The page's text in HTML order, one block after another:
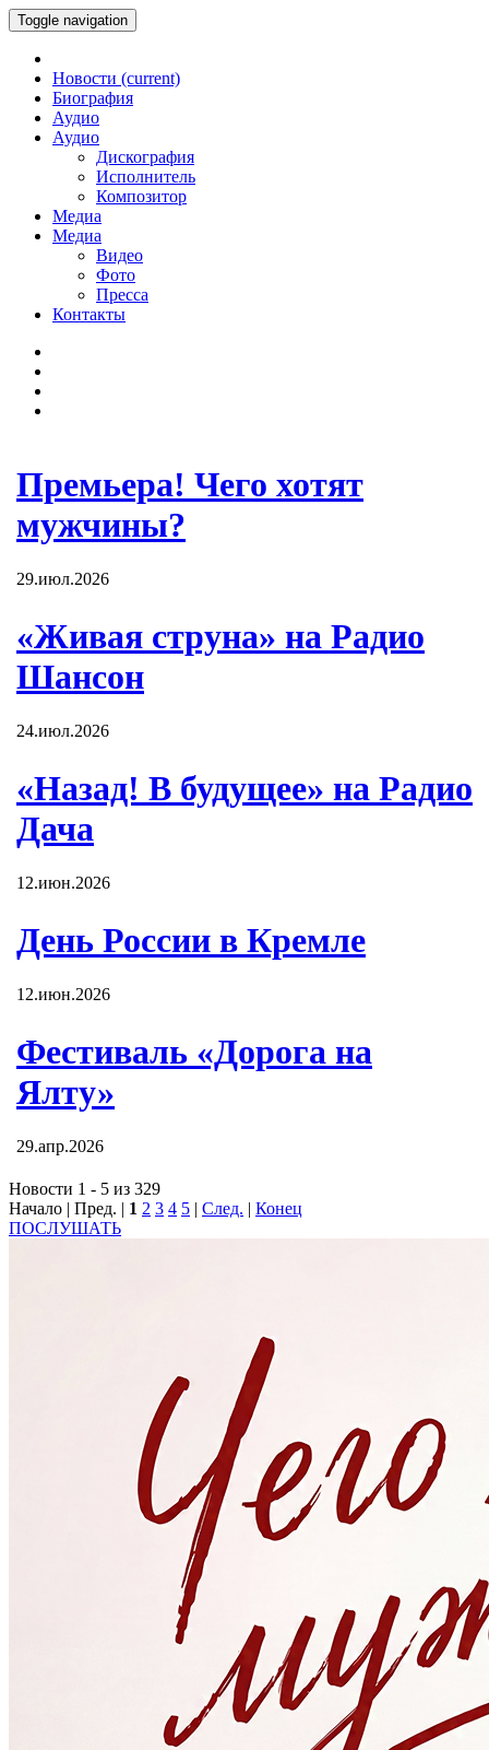
Toggle navigation
Новости (current)
Биография
Аудио
Аудио
Дискография
Исполнитель
Композитор
Медиа
Медиа
Видео
Фото
Пресса
Контакты
Премьера! Чего хотят
мужчины?
29.июл.2026
«Живая струна» на Радио
Шансон
24.июл.2026
«Назад! В будущее» на Радио
Дача
12.июн.2026
День России в Кремле
12.июн.2026
Фестиваль «Дорога на
Ялту»
29.апр.2026
Новости 1 - 5 из 329
Начало | Пред. | 1 2 3 4 5 | След. | Конец
ПОСЛУШАТЬ